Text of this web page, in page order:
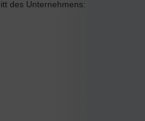
des Unternehmens: